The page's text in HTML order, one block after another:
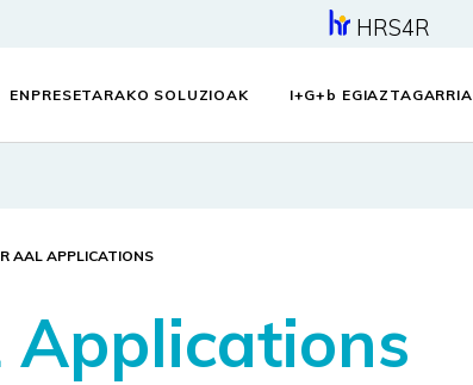
HRS4R
ENPRESETARAKO SOLUZIOAK I+G+ b EGIAZTAGARRIA
AAL APPLICATIONS